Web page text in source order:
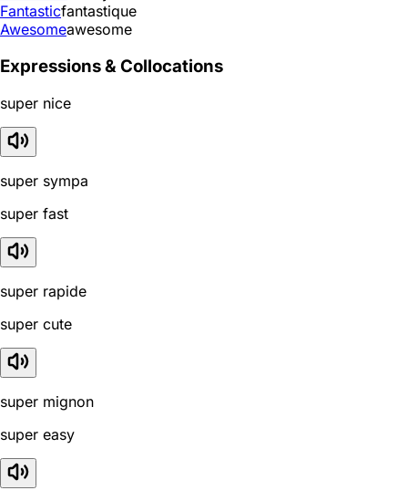
Fantasticfantastique
Awesomeawesome
Expressions & Collocations
super nice
super sympa
super fast
super rapide
super cute
super mignon
super easy